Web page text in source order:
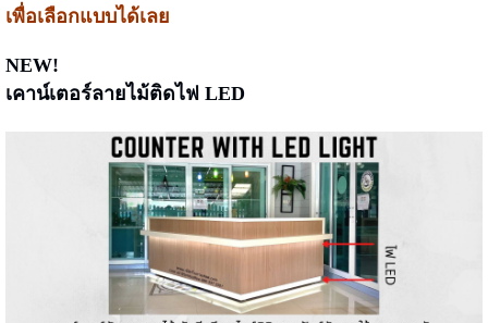
เพื่อเลือกแบบได้เลย
NEW!
เคาน์เตอร์ลายไม้ติดไฟ LED